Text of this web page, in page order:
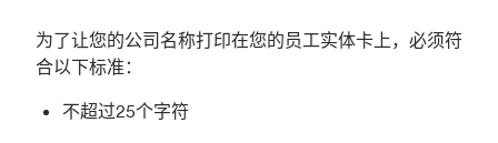
为了让您的公司名称打印在您的员工实体卡上，必须符
合以下标准：
不超过25个字符